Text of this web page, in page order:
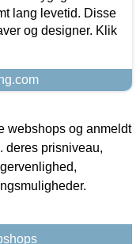
lang levetid. Disse
og designer. Klik
webshops og anmeldt
deres prisniveau,